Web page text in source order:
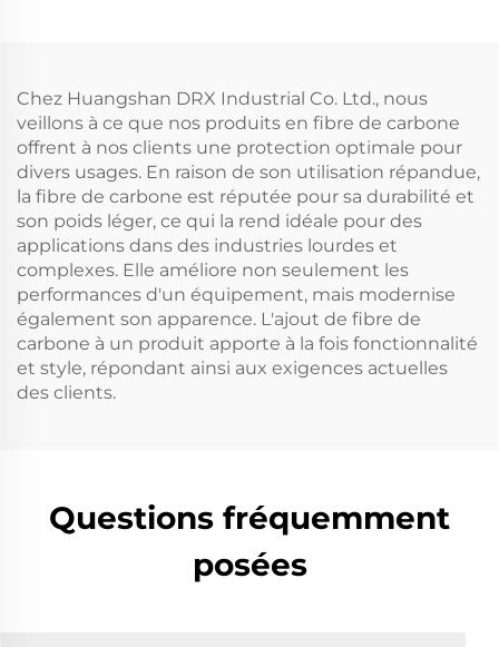
Chez Huangshan DRX Industrial Co. Ltd., nous
veillons à ce que nos produits en fibre de carbone
offrent à nos clients une protection optimale pour
divers usages. En raison de son utilisation répandue,
la fibre de carbone est réputée pour sa durabilité et
son poids léger, ce qui la rend idéale pour des
applications dans des industries lourdes et
complexes. Elle améliore non seulement les
performances d'un équipement, mais modernise
également son apparence. L'ajout de fibre de
carbone à un produit apporte à la fois fonctionnalité
et style, répondant ainsi aux exigences actuelles
des clients.
Questions fréquemment
posées